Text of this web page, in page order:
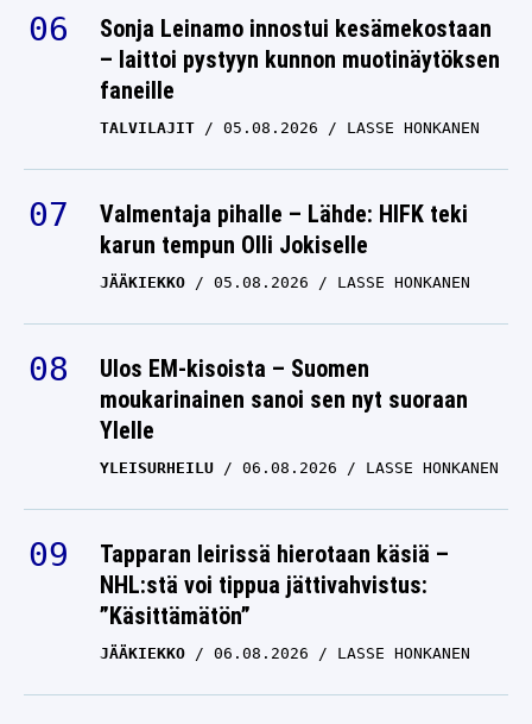
Sonja Leinamo innostui kesämekostaan
– laittoi pystyyn kunnon muotinäytöksen
faneille
TALVILAJIT 05.08.2026 LASSE HONKANEN
Valmentaja pihalle – Lähde: HIFK teki
karun tempun Olli Jokiselle
JÄÄKIEKKO 05.08.2026 LASSE HONKANEN
Ulos EM-kisoista – Suomen
moukarinainen sanoi sen nyt suoraan
Ylelle
YLEISURHEILU 06.08.2026 LASSE HONKANEN
Tapparan leirissä hierotaan käsiä –
NHL:stä voi tippua jättivahvistus:
”Käsittämätön”
JÄÄKIEKKO 06.08.2026 LASSE HONKANEN